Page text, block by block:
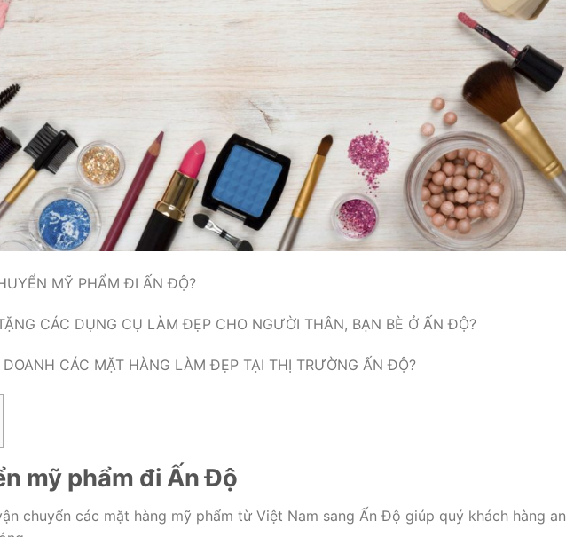
MỸ PHẨM ĐI ẤN ĐỘ?
CÁC DỤNG CỤ LÀM ĐẸP CHO NGƯỜI THÂN, BẠN BÈ Ở ẤN ĐỘ?
CÁC MẶT HÀNG LÀM ĐẸP TẠI THỊ TRƯỜNG ẤN ĐỘ?
mỹ phẩm đi Ấn Độ
chuyển các mặt hàng mỹ phẩm từ Việt Nam sang Ấn Độ giúp quý khách hàng an